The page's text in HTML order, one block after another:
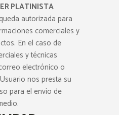
PLATINISTA
queda autorizada para
comerciales y
En el caso de
y técnicas
electrónico o
nos presta su
para el envío de